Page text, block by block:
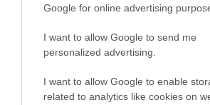
Google for online advertising
I want to allow Google to send me
personalized advertising.
I want to allow Google to enable
related to analytics like cookies on